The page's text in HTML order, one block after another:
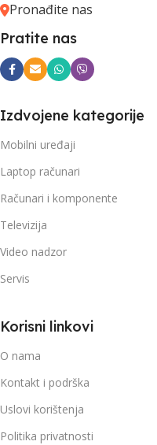
Pronađite nas
Pratite nas
Izdvojene kategorije
Mobilni uređaji
Laptop računari
Računari i komponente
Televizija
Video nadzor
Servis
Korisni linkovi
O nama
Kontakt i podrška
Uslovi korištenja
Politika privatnosti